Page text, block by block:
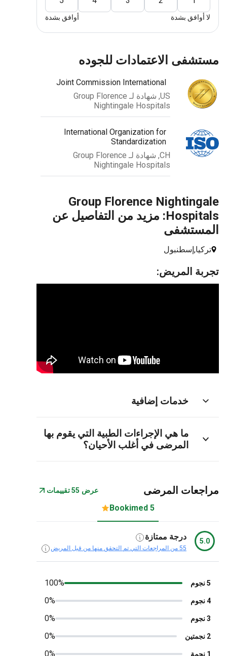
أوافق بشدة أوافق بشدة
الاعتمادات للجوده
Joint Commission International
US, شهادة لـ Group Florence
Nightingale Hospitals
International Organization for
Standardization
CH, شهادة لـ Group Florence
Nightingale Hospitals
Group Florence
Hospitals: مزيد من التفاصيل عن
إسطنبول
المريض:
خدمات إضافية
ما هي الإجراءات الطبية التي يقوم بها
المرضى في أغلب الأحيان؟
المرضى
درجة ممتازة
55 من المراجعات التي تم التحقق منها من قبل المريض
0%
0%
0%
0%
100%